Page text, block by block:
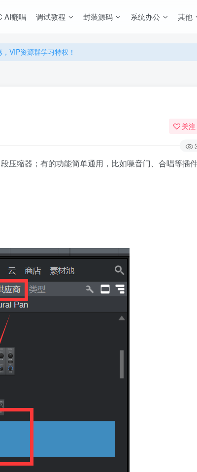
AI翻唱 调试教程 封装源码 系统办公 其他
永久使用下载！
永久使用下载！
关注
压缩器；有的功能简单通用，比如噪音门、合唱等插